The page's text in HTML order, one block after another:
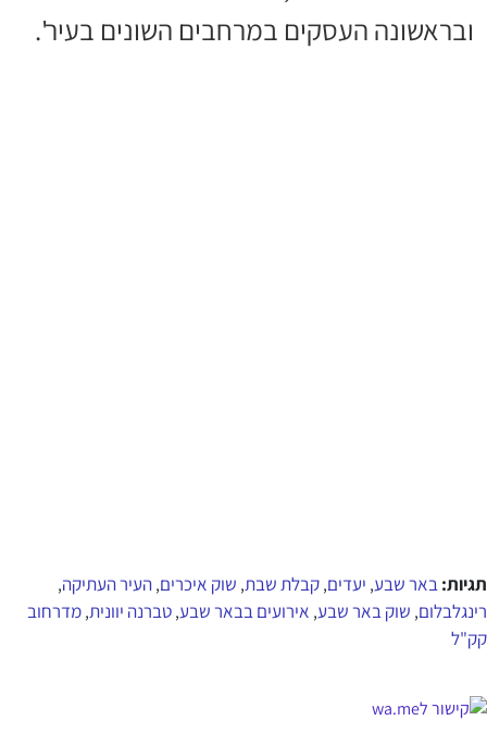
ובראשונה העסקים במרחבים השונים בעיר'.
תגיות:באר שבע, יעדים,קבלת שבת, שוק איכרים,העיר העתיקה,
רינגלבלום, שוק באר שבע, אירועים בבאר שבע,טברנה יוונית,מדרחוב
קק"ל